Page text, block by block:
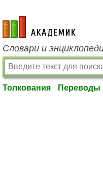
academic.ru
Словари и
Толкования Переводы